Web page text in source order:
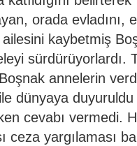
orada evladını,
kaybetmiş
sürdürüyorlardı.
annelerin
dünyaya
cevabı vermedi.
ceza yargılaması